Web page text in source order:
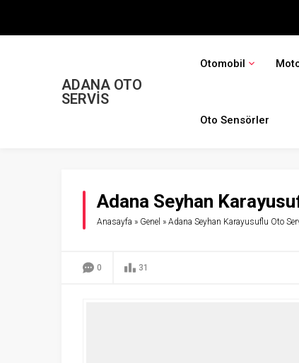
ADANA OTO
SERVİS
Otomobil
Oto Sensörler
Adana Seyhan
Anasayfa » Genel » Adana Seyhan Karayusuflu Oto
0 31